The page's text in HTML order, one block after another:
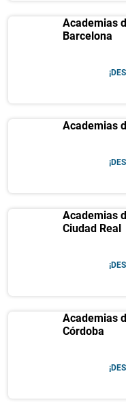
Academias
Barcelona
Academias
Academias
Ciudad Real
Academias
Córdoba